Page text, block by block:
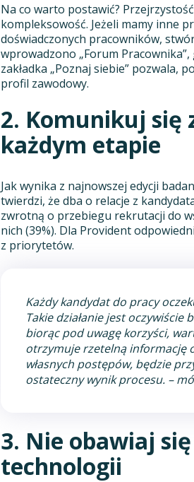
Na co warto postawić?
kompleksowość. Jeżeli mamy inne
doświadczonych pracowników,
wprowadzono „Forum
zakładka „Poznaj siebie” pozwala,
profil zawodowy.
2. Komunikuj się
każdym etapie
Jak wynika z najnowszej edycji
twierdzi, że dba o relacje z
zwrotną o przebiegu rekrutacji do
nich (39%). Dla Provident
z priorytetów.
Każdy kandydat do pracy
Takie działanie jest
biorąc pod uwagę korzyści,
otrzymuje rzetelną informację
własnych postępów, będzie
ostateczny wynik procesu. –
3. Nie obawiaj
technologii